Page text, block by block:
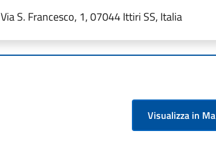
Via S. Francesco, 1, 07044 Ittiri SS, Italia
Visualizza in